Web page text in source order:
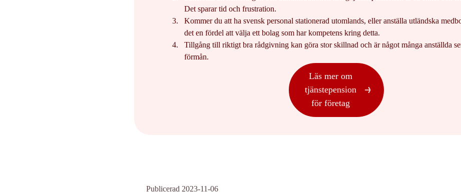
Det sparar tid och frustration.
Kommer du att ha svensk personal stationerad utomlands, eller anställa utländska
det en fördel att välja ett bolag som har kompetens kring detta.
Tillgång till riktigt bra rådgivning kan göra stor skillnad och är något många anställda
förmån.
Läs mer om
tjänstepension
för företag
Publicerad 2023-11-06